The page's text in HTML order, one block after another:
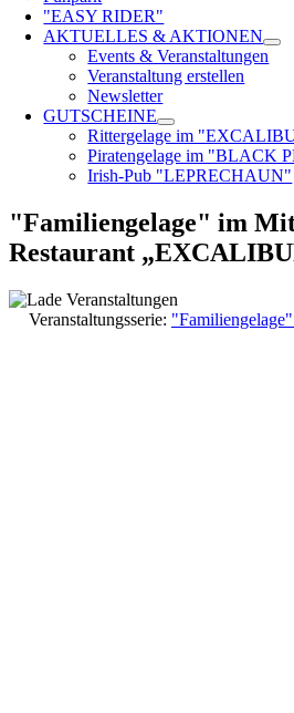
"EASY RIDER"
AKTUELLES & AKTIONEN
Events & Veranstaltungen
Veranstaltung erstellen
Newsletter
GUTSCHEINE
Rittergelage im
Piratengelage im "BLACK
Irish-Pub "LEPRECHAUN"
"Familiengelage" im
Restaurant
Veranstaltungsserie: